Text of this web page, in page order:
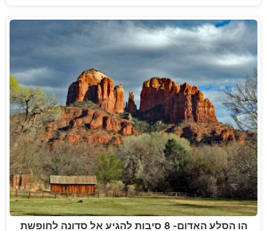
הו הסלע האדום- 8 סיבות להגיע אל סדונה לחופשת